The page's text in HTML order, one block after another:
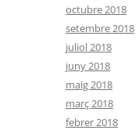
octubre 2018
setembre 2018
juliol 2018
juny 2018
maig 2018
març 2018
febrer 2018